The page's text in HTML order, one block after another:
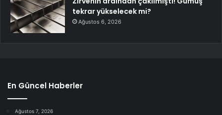
tekrar yükselecek mi?
Ağustos 6, 2026
En Güncel Haberler
Ağustos 7, 2026